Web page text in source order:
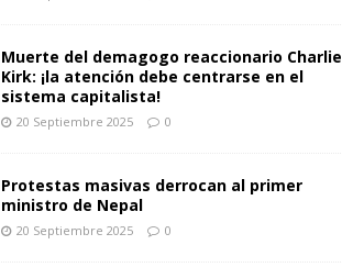
Muerte del demagogo reaccionario Charlie
Kirk: ¡la atención debe centrarse en el
sistema capitalista!
20 Septiembre 2025 0
Protestas masivas derrocan al primer
ministro de Nepal
20 Septiembre 2025 0